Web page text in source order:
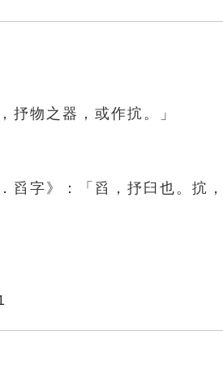
抒物之器，或作抭。」
舀字》：「舀，抒臼也。抭